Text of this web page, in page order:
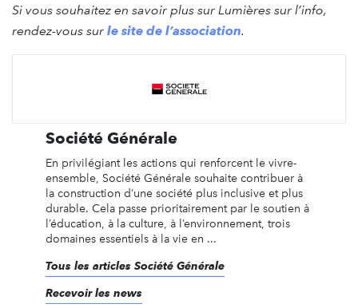
Si vous souhaitez en savoir plus sur Lumières sur l’info,
rendez-vous sur le site de l’association.
Société Générale
En privilégiant les actions qui renforcent le vivre-
ensemble, Société Générale souhaite contribuer à
la construction d’une société plus inclusive et plus
durable. Cela passe prioritairement par le soutien à
l’éducation, à la culture, à l’environnement, trois
domaines essentiels à la vie en ...
Tous les articles Société Générale
Recevoir les news